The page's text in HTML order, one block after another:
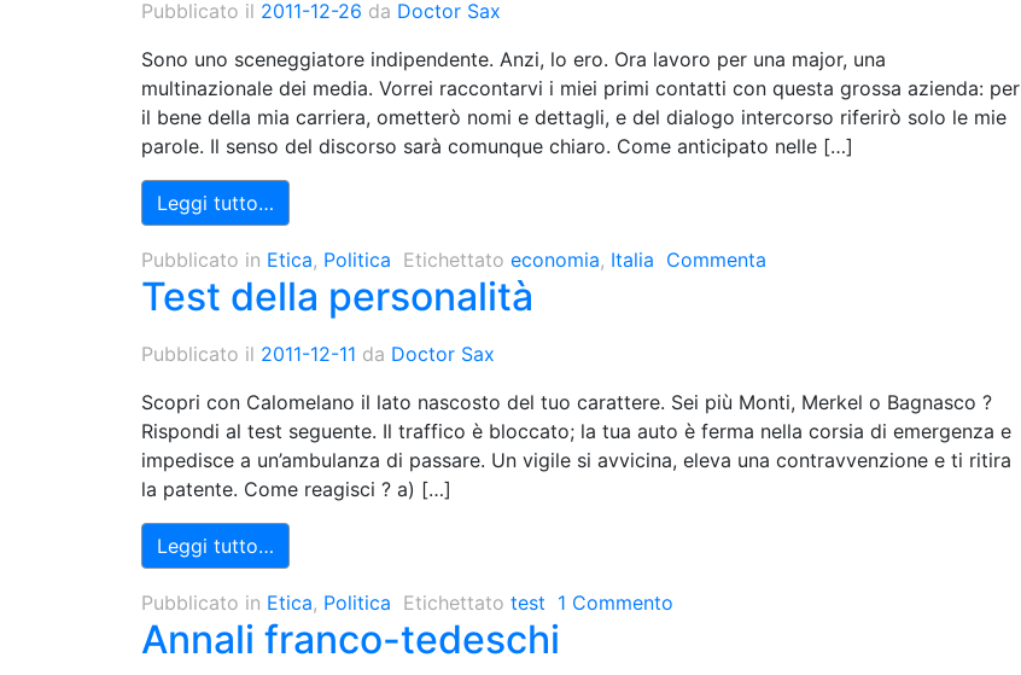
Pubblicato il 2011-12-26 da Doctor Sax
Sono uno sceneggiatore indipendente. Anzi, lo ero. Ora lavoro per una major, una
multinazionale dei media. Vorrei raccontarvi i miei primi contatti con questa grossa azienda: per
il bene della mia carriera, ometterò nomi e dettagli, e del dialogo intercorso riferirò solo le mie
parole. Il senso del discorso sarà comunque chiaro. Come anticipato nelle […]
Leggi tutto…
Pubblicato in Etica, Politica Etichettato economia, Italia Commenta
Test della personalità
Pubblicato il 2011-12-11 da Doctor Sax
Scopri con Calomelano il lato nascosto del tuo carattere. Sei più Monti, Merkel o Bagnasco ?
Rispondi al test seguente. Il traffico è bloccato; la tua auto è ferma nella corsia di emergenza e
impedisce a un’ambulanza di passare. Un vigile si avvicina, eleva una contravvenzione e ti ritira
la patente. Come reagisci ? a) […]
Leggi tutto…
Pubblicato in Etica, Politica Etichettato test 1 Commento
Annali franco-tedeschi